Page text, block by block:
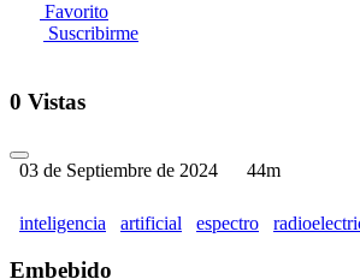
Favorito
Suscribirme
0 Vistas
03 de Septiembre de 2024 44m
inteligencia artificial espectro
Embebido